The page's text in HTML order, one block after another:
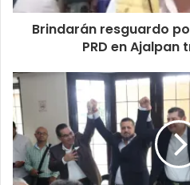
Brindarán resguardo
PRD en